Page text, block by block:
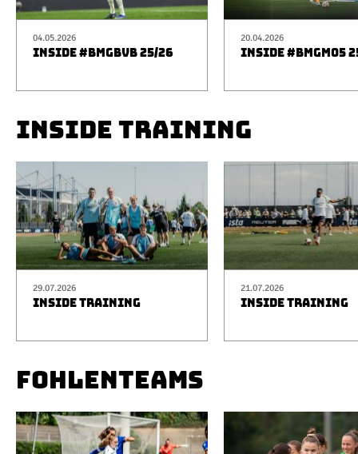
04.05.2026
INSIDE #BMGBVB 25/26
20.04.2026
INSIDE #BMGM05
INSIDE TRAINING
29.07.2026
INSIDE TRAINING
21.07.2026
INSIDE TRAINING
FOHLENTEAMS